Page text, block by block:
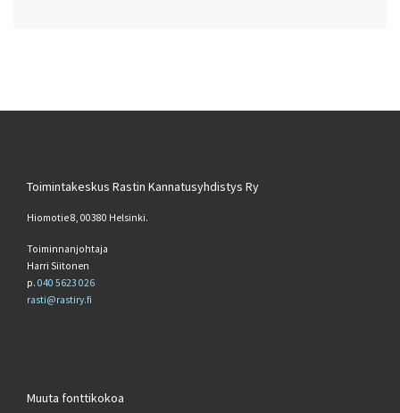
Toimintakeskus Rastin Kannatusyhdistys Ry
Hiomotie 8, 00380 Helsinki.
Toiminnanjohtaja
Harri Siitonen
p. 040 5623 026
rasti@rastiry.fi
Muuta fonttikokoa